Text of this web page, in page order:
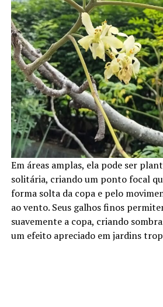
Em áreas amplas, ela pode ser
solitária, criando um ponto focal
forma solta da copa e pelo
ao vento. Seus galhos finos
suavemente a copa, criando
um efeito apreciado em jardins